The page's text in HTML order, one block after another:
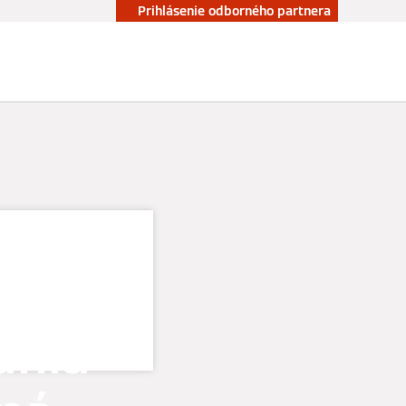
Prihlásenie odborného partnera
–